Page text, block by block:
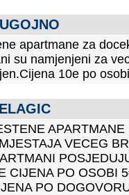
apartmane za
su namjenjeni za
10e po
VECEG
CIJENA PO OSOBI
PO